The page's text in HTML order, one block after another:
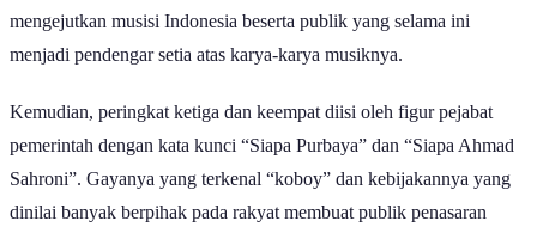
mengejutkan musisi Indonesia beserta publik yang selama ini
menjadi pendengar setia atas karya-karya musiknya.
Kemudian, peringkat ketiga dan keempat diisi oleh figur pejabat
pemerintah dengan kata kunci “Siapa Purbaya” dan “Siapa Ahmad
Sahroni”. Gayanya yang terkenal “koboy” dan kebijakannya yang
dinilai banyak berpihak pada rakyat membuat publik penasaran